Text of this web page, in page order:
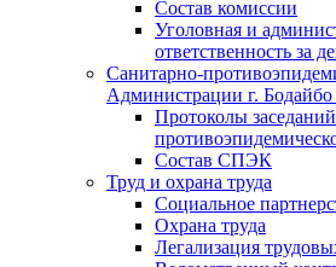
Состав комиссии
Уголовная и
ответственность за
Санитарно-
Администрации г.
Протоколы
Состав СПЭК
Труд и охрана труда
Социальное
Охрана труда
Легализация